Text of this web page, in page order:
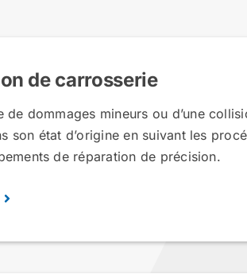
de carrosserie
de dommages mineurs ou d’une
son état d’origine en suivant les
de réparation de précision.